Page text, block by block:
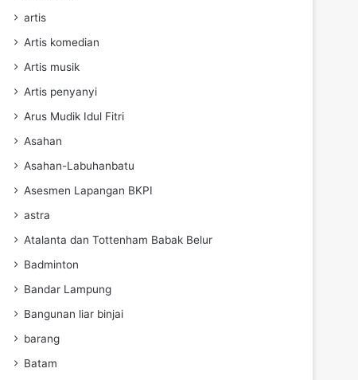
artis
Artis komedian
Artis musik
Artis penyanyi
Arus Mudik Idul Fitri
Asahan
Asahan-Labuhanbatu
Asesmen Lapangan BKPI
astra
Atalanta dan Tottenham Babak Belur
Badminton
Bandar Lampung
Bangunan liar binjai
barang
Batam